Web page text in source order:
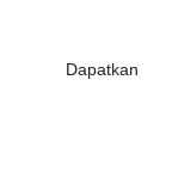
Dapatkan